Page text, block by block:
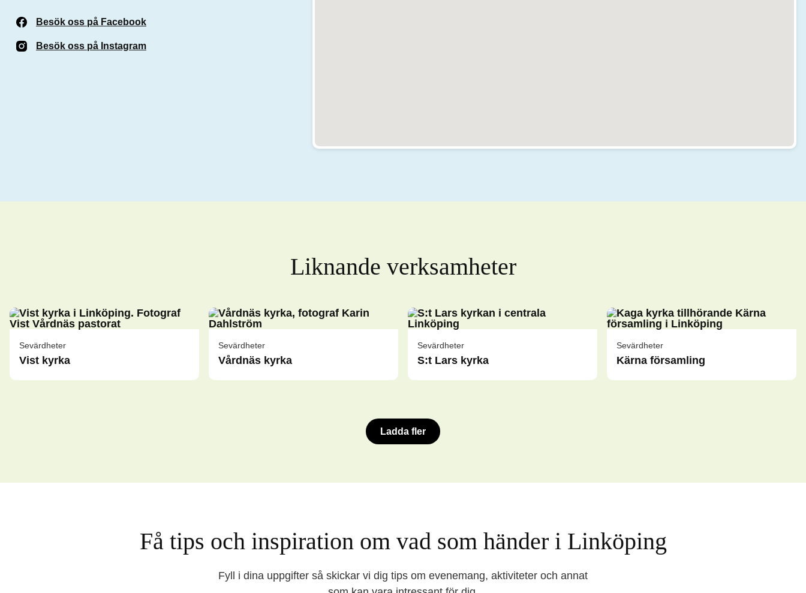
Besök oss på Facebook
Besök oss på Instagram
Liknande verksamheter
Sevärdheter
Vist kyrka
Sevärdheter
Vårdnäs kyrka
Sevärdheter
S:t Lars kyrka
Sevärdheter
Kärna församling
Ladda fler
Få tips och inspiration om vad som händer i Linköping
Fyll i dina uppgifter så skickar vi dig tips om evenemang, aktiviteter och annat